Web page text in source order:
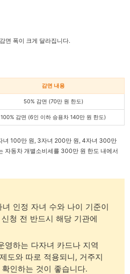
면 폭이 크게 달라집니다.
감면 내용
50% 감면 (70만 원 한도)
100% 감면 (6인 이하 승용차 140만 원 한도)
녀 100만 원, 3자녀 200만 원, 4자녀 300만
자동차 개별소비세를 300만 원 한도 내에서
인정 자녀 수와 나이 기준이
청 전 반드시 해당 기관에
영하는 다자녀 카드나 지역
도와 따로 적용되니, 거주지
인하는 것이 좋습니다.